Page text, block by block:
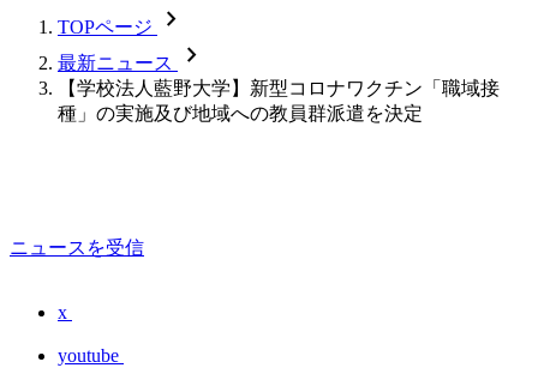
TOPページ chevron_forward
最新ニュース chevron_forward
【学校法人藍野大学】新型コロナワクチン「職域接
種」の実施及び地域への教員群派遣を決定
ニュースを受信
x
youtube